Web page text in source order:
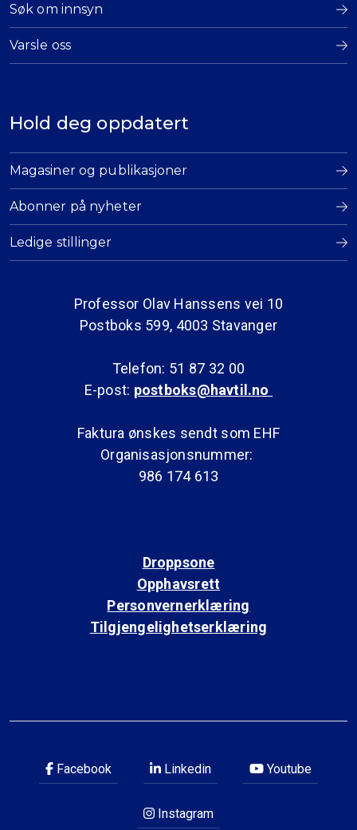
Søk om innsyn
Varsle oss
Hold deg oppdatert
Magasiner og publikasjoner
Abonner på nyheter
Ledige stillinger
Professor Olav Hanssens vei 10
Postboks 599, 4003 Stavanger
Telefon: 51 87 32 00
E-post: postboks@havtil.no
Faktura ønskes sendt som EHF
Organisasjonsnummer:
986 174 613
Droppsone
Opphavsrett
Personvernerklæring
Tilgjengelighetserklæring
Facebook Linkedin Youtube
Instagram